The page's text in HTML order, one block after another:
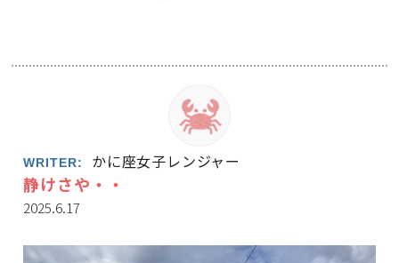
WRITER: かに座女子レンジャー
静けさや・・
2025.6.17